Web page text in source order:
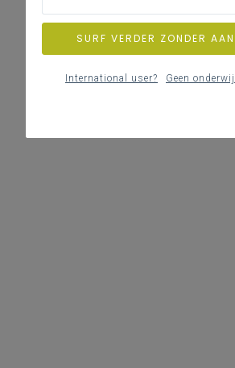
SURF VERDER ZONDER
International user? Geen